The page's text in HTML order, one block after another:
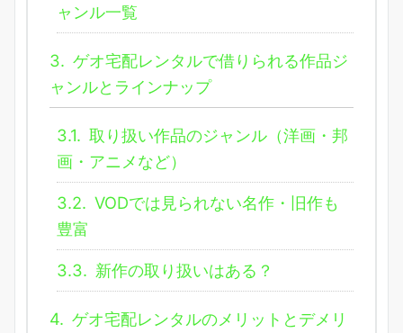
ャンル一覧
3. ゲオ宅配レンタルで借りられる作品ジ
ャンルとラインナップ
3.1. 取り扱い作品のジャンル（洋画・邦
画・アニメなど）
3.2. VODでは見られない名作・旧作も
豊富
3.3. 新作の取り扱いはある？
4. ゲオ宅配レンタルのメリットとデメリ